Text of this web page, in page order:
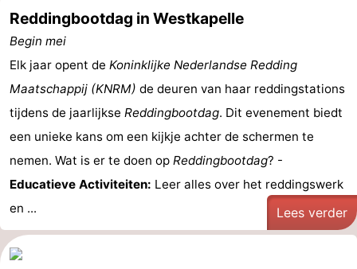
Reddingbootdag in Westkapelle
Begin mei
Elk jaar opent de Koninklijke Nederlandse Redding
Maatschappij (KNRM) de deuren van haar reddingstations
tijdens de jaarlijkse Reddingbootdag. Dit evenement biedt
een unieke kans om een kijkje achter de schermen te
nemen. Wat is er te doen op Reddingbootdag? -
Educatieve Activiteiten: Leer alles over het reddingswerk
en ...
Lees verder